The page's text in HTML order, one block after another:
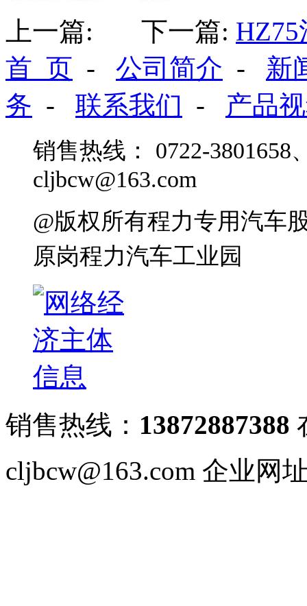
上一篇: 下一篇:
首 页 - 公司简介 - 新
务 - 联系我们 - 产品
销售热线： 0722-3801658
cljbcw@163.com
@版权所有程力专用汽车
原岗程力汽车工业园
销售热线： 13872887388
cljbcw@163.com 企业网